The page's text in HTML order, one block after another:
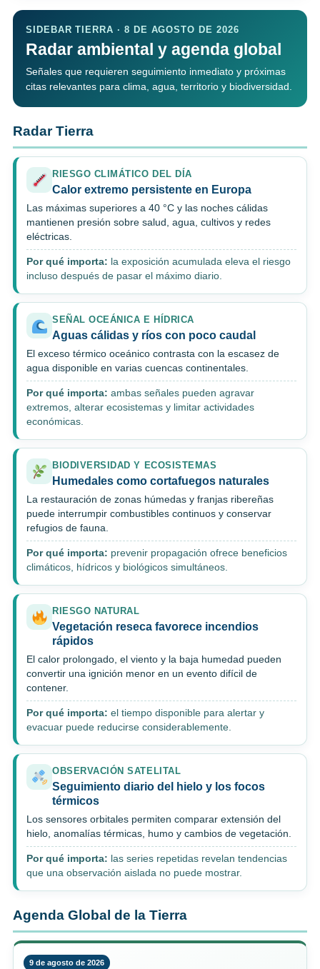
SIDEBAR TIERRA · 8 DE AGOSTO DE 2026
Radar ambiental y agenda global
Señales que requieren seguimiento inmediato y próximas
citas relevantes para clima, agua, territorio y biodiversidad.
Radar Tierra
RIESGO CLIMÁTICO DEL DÍA
Calor extremo persistente en Europa
Las máximas superiores a 40 °C y las noches cálidas
mantienen presión sobre salud, agua, cultivos y redes
eléctricas.
Por qué importa: la exposición acumulada eleva el riesgo
incluso después de pasar el máximo diario.
SEÑAL OCEÁNICA E HÍDRICA
Aguas cálidas y ríos con poco caudal
El exceso térmico oceánico contrasta con la escasez de
agua disponible en varias cuencas continentales.
Por qué importa: ambas señales pueden agravar
extremos, alterar ecosistemas y limitar actividades
económicas.
BIODIVERSIDAD Y ECOSISTEMAS
Humedales como cortafuegos naturales
La restauración de zonas húmedas y franjas ribereñas
puede interrumpir combustibles continuos y conservar
refugios de fauna.
Por qué importa: prevenir propagación ofrece beneficios
climáticos, hídricos y biológicos simultáneos.
RIESGO NATURAL
Vegetación reseca favorece incendios
rápidos
El calor prolongado, el viento y la baja humedad pueden
convertir una ignición menor en un evento difícil de
contener.
Por qué importa: el tiempo disponible para alertar y
evacuar puede reducirse considerablemente.
OBSERVACIÓN SATELITAL
Seguimiento diario del hielo y los focos
térmicos
Los sensores orbitales permiten comparar extensión del
hielo, anomalías térmicas, humo y cambios de vegetación.
Por qué importa: las series repetidas revelan tendencias
que una observación aislada no puede mostrar.
Agenda Global de la Tierra
9 de agosto de 2026